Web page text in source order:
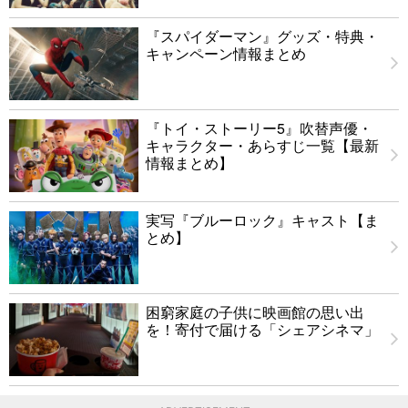
『スパイダーマン』グッズ・特典・
キャンペーン情報まとめ
『トイ・ストーリー5』吹替声優・
キャラクター・あらすじ一覧【最新
情報まとめ】
実写『ブルーロック』キャスト【ま
とめ】
困窮家庭の子供に映画館の思い出
を！寄付で届ける「シェアシネマ」